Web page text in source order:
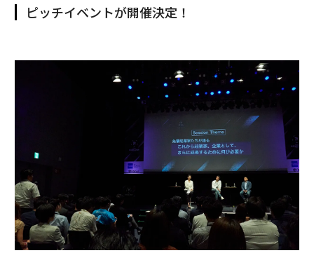
ピッチイベントが開催決定！